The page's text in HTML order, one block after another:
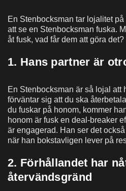
En Stenbocksman tar lojalitet
att se en Stenbocksman fuska.
åt fusk, vad får dem att göra det?
1. Hans partner är
En Stenbocksman är så lojal att
förväntar sig att du ska
du fuskar på honom, kommer
honom är fusk en deal-breaker
är engagerad. Han ser det
när han bokstavligen lever på
2. Förhållandet har
återvändsgränd